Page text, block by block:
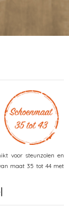
voor steunzolen en
maat 35 tot 44 met